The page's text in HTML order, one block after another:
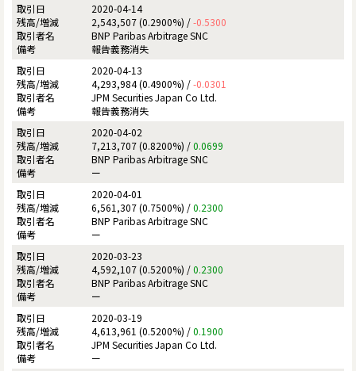
2020-04-14
2,543,507 (0.2900%) /-0.5300
BNP Paribas Arbitrage SNC
報告義務消失
2020-04-13
4,293,984 (0.4900%) /-0.0301
JPM Securities Japan Co Ltd.
報告義務消失
2020-04-02
7,213,707 (0.8200%) /0.0699
BNP Paribas Arbitrage SNC
ー
2020-04-01
6,561,307 (0.7500%) /0.2300
BNP Paribas Arbitrage SNC
ー
2020-03-23
4,592,107 (0.5200%) /0.2300
BNP Paribas Arbitrage SNC
ー
2020-03-19
4,613,961 (0.5200%) /0.1900
JPM Securities Japan Co Ltd.
ー